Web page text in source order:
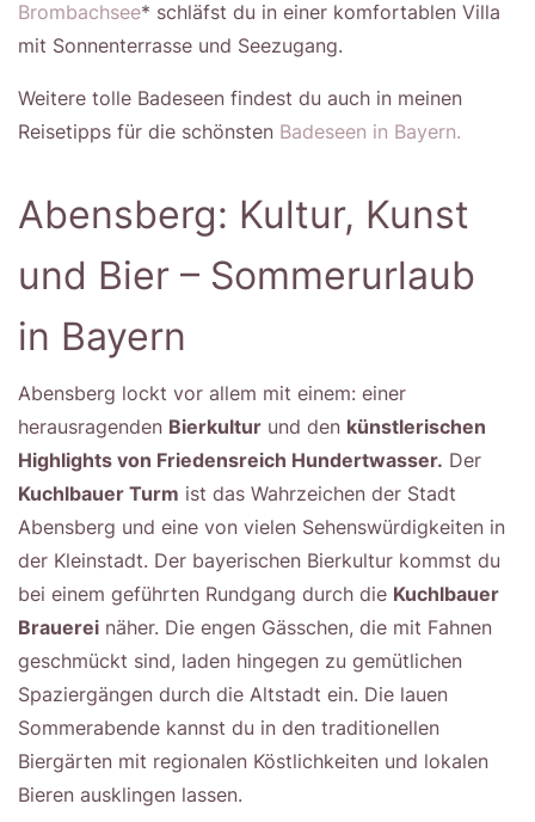
Brombachsee* schläfst du in einer komfortablen Villa
mit Sonnenterrasse und Seezugang.
Weitere tolle Badeseen findest du auch in meinen
Reisetipps für die schönsten Badeseen in Bayern.
Abensberg: Kultur, Kunst
und Bier – Sommerurlaub
in Bayern
Abensberg lockt vor allem mit einem: einer
herausragenden Bierkultur und den künstlerischen
Highlights von Friedensreich Hundertwasser. Der
Kuchlbauer Turm ist das Wahrzeichen der Stadt
Abensberg und eine von vielen Sehenswürdigkeiten in
der Kleinstadt. Der bayerischen Bierkultur kommst du
bei einem geführten Rundgang durch die Kuchlbauer
Brauerei näher. Die engen Gässchen, die mit Fahnen
geschmückt sind, laden hingegen zu gemütlichen
Spaziergängen durch die Altstadt ein. Die lauen
Sommerabende kannst du in den traditionellen
Biergärten mit regionalen Köstlichkeiten und lokalen
Bieren ausklingen lassen.